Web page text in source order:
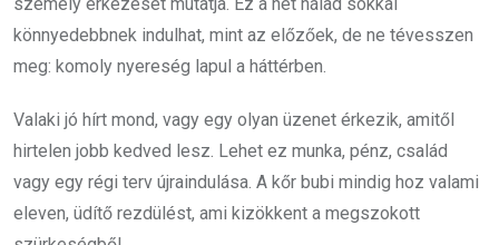
könnyedebbnek indulhat, mint az előzőek, de ne tévesszen
meg: komoly nyereség lapul a háttérben.
Valaki jó hírt mond, vagy egy olyan üzenet érkezik, amitől
hirtelen jobb kedved lesz. Lehet ez munka, pénz, család
vagy egy régi terv újraindulása. A kőr bubi mindig hoz valami
eleven, üdítő rezdülést, ami kizökkent a megszokott